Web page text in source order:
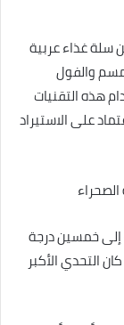
سلة غذاء عربية
والفول
هذه التقنيات
على الاستيراد
إلى خمسين درجة
التحدي الأكبر